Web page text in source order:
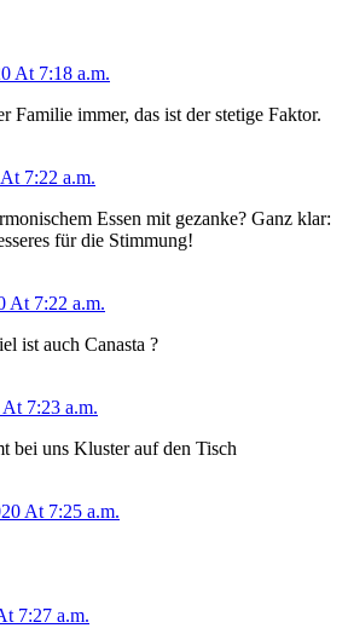
At 7:18 a.m.
Familie immer, das ist der stetige Faktor.
7:22 a.m.
Essen mit gezanke? Ganz klar:
für die Stimmung!
At 7:22 a.m.
ist auch Canasta ?
7:23 a.m.
bei uns Kluster auf den Tisch
At 7:25 a.m.
7:27 a.m.